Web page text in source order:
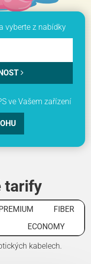
vyberte z nabídky
ve Vašem zařízení
tarify
FIBER
ECONOMY
kabelech.